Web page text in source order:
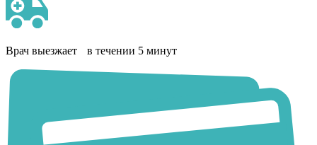
Врач выезжает в течении 5 минут